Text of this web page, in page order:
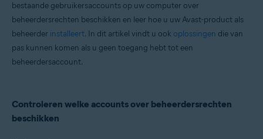
bestaande gebruikersaccounts op uw computer over
beheerdersrechten beschikken en leer hoe u uw Avast-product als
beheerder installeert. In dit artikel vindt u ook oplossingen die van
pas kunnen komen als u geen toegang hebt tot een
beheerdersaccount.
Controleren welke accounts over beheerdersrechten
beschikken